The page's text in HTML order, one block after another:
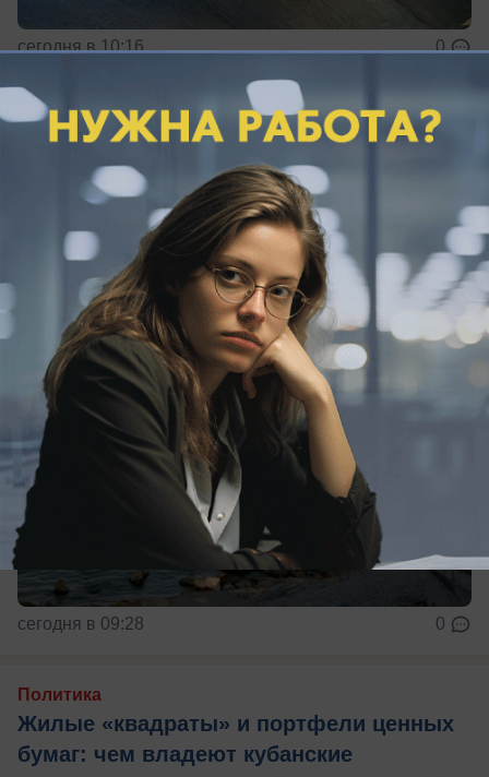
сегодня в 10:16 0
Общество
Ночь под сиренами провели жители
Краснодарского края
Кубань провела ночь в режиме повышенной
готовности
сегодня в 09:28 0
Политика
Жилые «квадраты» и портфели ценных
бумаг: чем владеют кубанские